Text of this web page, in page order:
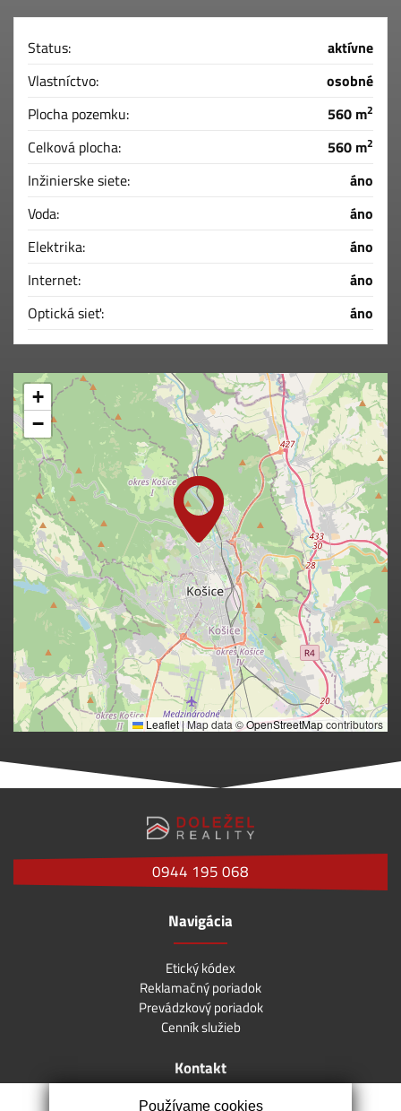
Status:
aktívne
Vlastníctvo:
osobné
Plocha pozemku:
560 m2
Celková plocha: 560 m2
Inžinierske siete:
áno
Voda:
áno
Elektrika:
áno
Internet:
áno
Optická sieť:
áno
+
−
Leaflet|Map data ©OpenStreetMapcontributors
0944 195 068
Navigácia
Etický kódex
Reklamačný poriadok
Prevádzkový poriadok
Cenník služieb
Kontakt
Používame cookies